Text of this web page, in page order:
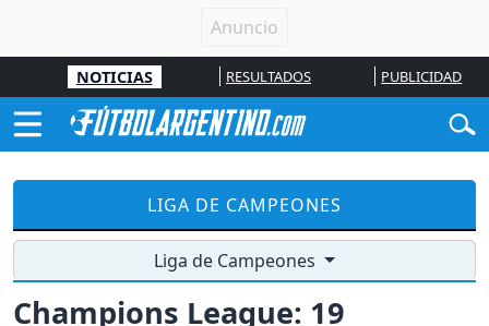
NOTICIAS RESULTADOS PUBLICIDAD
LIGA DE CAMPEONES
Liga de Campeones
Champions League: 19